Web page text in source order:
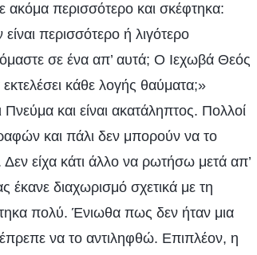
ακόμα περισσότερο και σκέφτηκα:
περισσότερο ή λιγότερο
σε ένα απ’ αυτά; Ο Ιεχωβά Θεός
κάθε λογής θαύματα;»
και είναι ακατάληπτος. Πολλοί
και πάλι δεν μπορούν να το
είχα κάτι άλλο να ρωτήσω μετά απ’
διαχωρισμό σχετικά με τη
πολύ. Ένιωθα πως δεν ήταν μια
να το αντιληφθώ. Επιπλέον, η